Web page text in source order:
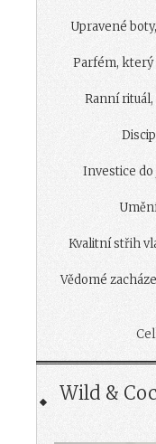
Upravené
Parfém, který
Ranní
Investice
Kvalitní střih
Vědomé
Wild &